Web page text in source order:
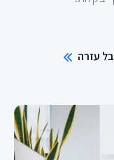
עזרה